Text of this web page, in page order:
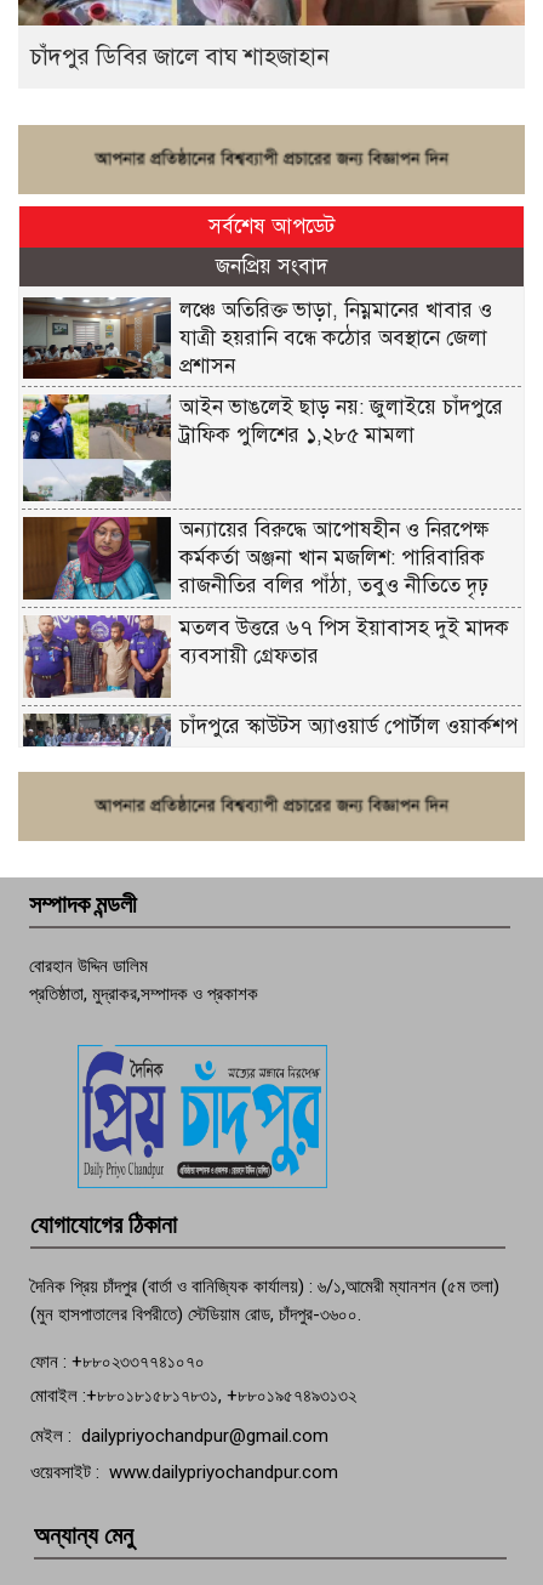
চাঁদপুর ডিবির জালে বাঘ শাহজাহান
সর্বশেষ আপডেট
জনপ্রিয় সংবাদ
লঞ্চে অতিরিক্ত ভাড়া, নিম্নমানের খাবার ও
যাত্রী হয়রানি বন্ধে কঠোর অবস্থানে জেলা
প্রশাসন
আইন ভাঙলেই ছাড় নয়: জুলাইয়ে চাঁদপুরে
ট্রাফিক পুলিশের ১,২৮৫ মামলা
অন্যায়ের বিরুদ্ধে আপোষহীন ও নিরপেক্ষ
কর্মকর্তা অঞ্জনা খান মজলিশ: পারিবারিক
রাজনীতির বলির পাঁঠা, তবুও নীতিতে দৃঢ়
মতলব উত্তরে ৬৭ পিস ইয়াবাসহ দুই মাদক
ব্যবসায়ী গ্রেফতার
চাঁদপুরে স্কাউটস অ্যাওয়ার্ড পোর্টাল ওয়ার্কশপ
পচা দুর্গন্ধে ৯৯৯-এ ফোন, ফরিদগঞ্জে
তরুণের অর্ধগলিত লাশ উদ্ধার
বেঁচে নেই, বিভিন্ন সংগঠনের শোক
সম্পাদক মন্ডলী
বোরহান উদ্দিন ডালিম
প্রতিষ্ঠাতা, মুদ্রাকর,সম্পাদক ও প্রকাশক
যোগাযোগের ঠিকানা
দৈনিক প্রিয় চাঁদপুর (বার্তা ও বানিজ্যিক কার্যালয়) : ৬/১,আমেরী ম্যানশন (৫ম তলা)
(মুন হাসপাতালের বিপরীতে) স্টেডিয়াম রোড, চাঁদপুর-৩৬০০.
ফোন : +৮৮০২৩৩৭৭৪১০৭০
মোবাইল :+৮৮০১৮১৫৮১৭৮৩১, +৮৮০১৯৫৭৪৯৩১৩২
মেইল : dailypriyochandpur@gmail.com
ওয়েবসাইট : www.dailypriyochandpur.com
অন্যান্য মেনু